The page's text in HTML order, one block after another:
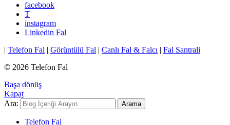
facebook
T
instagram
Linkedin Fal
| Telefon Fal | Görüntülü Fal | Canlı Fal & Falcı | Fal Santrali
© 2026 Telefon Fal
Başa dönüş
Kapat
Ara:
Arama
Telefon Fal